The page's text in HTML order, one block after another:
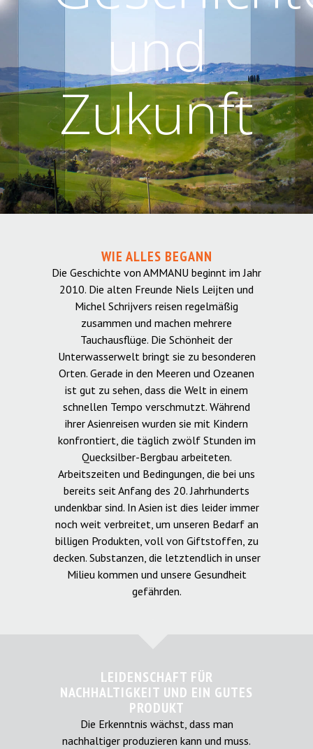
und
Zukunft
WIE ALLES BEGANN
Die Geschichte von AMMANU beginnt im Jahr
2010. Die alten Freunde Niels Leijten und
Michel Schrijvers reisen regelmäßig
zusammen und machen mehrere
Tauchausflüge. Die Schönheit der
Unterwasserwelt bringt sie zu besonderen
Orten. Gerade in den Meeren und Ozeanen
ist gut zu sehen, dass die Welt in einem
schnellen Tempo verschmutzt. Während
ihrer Asienreisen wurden sie mit Kindern
konfrontiert, die täglich zwölf Stunden im
Quecksilber-Bergbau arbeiteten.
Arbeitszeiten und Bedingungen, die bei uns
bereits seit Anfang des 20. Jahrhunderts
undenkbar sind. In Asien ist dies leider immer
noch weit verbreitet, um unseren Bedarf an
billigen Produkten, voll von Giftstoffen, zu
decken. Substanzen, die letztendlich in unser
Milieu kommen und unsere Gesundheit
gefährden.
LEIDENSCHAFT FÜR
NACHHALTIGKEIT UND EIN GUTES
PRODUKT
Die Erkenntnis wächst, dass man
nachhaltiger produzieren kann und muss.